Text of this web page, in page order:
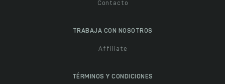
Contacto
TRABAJA CON NOSOTROS
Affiliate
TÉRMINOS Y CONDICIONES